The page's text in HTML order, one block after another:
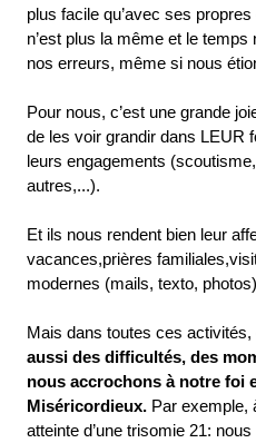
plus facile qu’avec ses
n’est plus la même et le
nos erreurs, même si nous
Pour nous, c’est une grande
de les voir grandir dans LEUR
leurs engagements
autres,...).
Et ils nous rendent bien leur
vacances,prières
modernes (mails, texto,
Mais dans toutes ces
aussi des difficultés, des
nous accrochons à notre foi
Miséricordieux. Par exemple,
atteinte d’une trisomie 21: